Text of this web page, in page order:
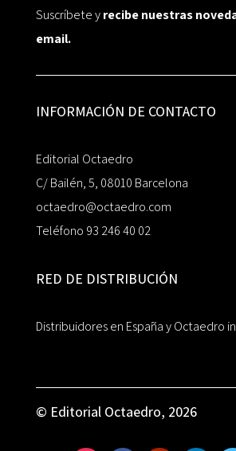
Suscríbete yrecibe nuestras
email.
INFORMACIÓN DE CONTACTO
Editorial Octaedro
C/ Bailén, 5, 08010 Barcelona
octaedro@octaedro.com
Teléfono 93 246 40 02
RED DE DISTRIBUCIÓN
Distribuidores en España y Octaedro
© Editorial Octaedro, 2026